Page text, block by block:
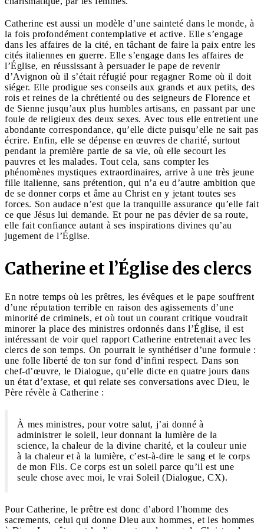
Catherine est aussi un modèle d’une sainteté dans le monde, à
la fois profondément contemplative et active. Elle s’engage
dans les affaires de la cité, en tâchant de faire la paix entre les
cités italiennes en guerre. Elle s’engage dans les affaires de
l’Église, en réussissant à persuader le pape de revenir
d’Avignon où il s’était réfugié pour regagner Rome où il doit
siéger. Elle prodigue ses conseils aux grands et aux petits, des
rois et reines de la chrétienté ou des seigneurs de Florence et
de Sienne jusqu’aux plus humbles artisans, en passant par une
foule de religieux des deux sexes. Avec tous elle entretient une
abondante correspondance, qu’elle dicte puisqu’elle ne sait pas
écrire. Enfin, elle se dépense en œuvres de charité, surtout
pendant la première partie de sa vie, où elle secourt les
pauvres et les malades. Tout cela, sans compter les
phénomènes mystiques extraordinaires, arrive à une très jeune
fille italienne, sans prétention, qui n’a eu d’autre ambition que
de se donner corps et âme au Christ en y jetant toutes ses
forces. Son audace n’est que la tranquille assurance qu’elle fait
ce que Jésus lui demande. Et pour ne pas dévier de sa route,
elle fait confiance autant à ses inspirations divines qu’au
jugement de l’Église.
Catherine et l’Église des clercs
En notre temps où les prêtres, les évêques et le pape souffrent
d’une réputation terrible en raison des agissements d’une
minorité de criminels, et où tout un courant critique voudrait
minorer la place des ministres ordonnés dans l’Église, il est
intéressant de voir quel rapport Catherine entretenait avec les
clercs de son temps. On pourrait le synthétiser d’une formule :
une folle liberté de ton sur fond d’infini respect. Dans son
chef-d’œuvre, le Dialogue, qu’elle dicte en quatre jours dans
un état d’extase, et qui relate ses conversations avec Dieu, le
Père révèle à Catherine :
À mes ministres, pour votre salut, j’ai donné à
administrer le soleil, leur donnant la lumière de la
science, la chaleur de la divine charité, et la couleur unie
à la chaleur et à la lumière, c’est-à-dire le sang et le corps
de mon Fils. Ce corps est un soleil parce qu’il est une
seule chose avec moi, le vrai Soleil (Dialogue, CX).
Pour Catherine, le prêtre est donc d’abord l’homme des
sacrements, celui qui donne Dieu aux hommes, et les hommes